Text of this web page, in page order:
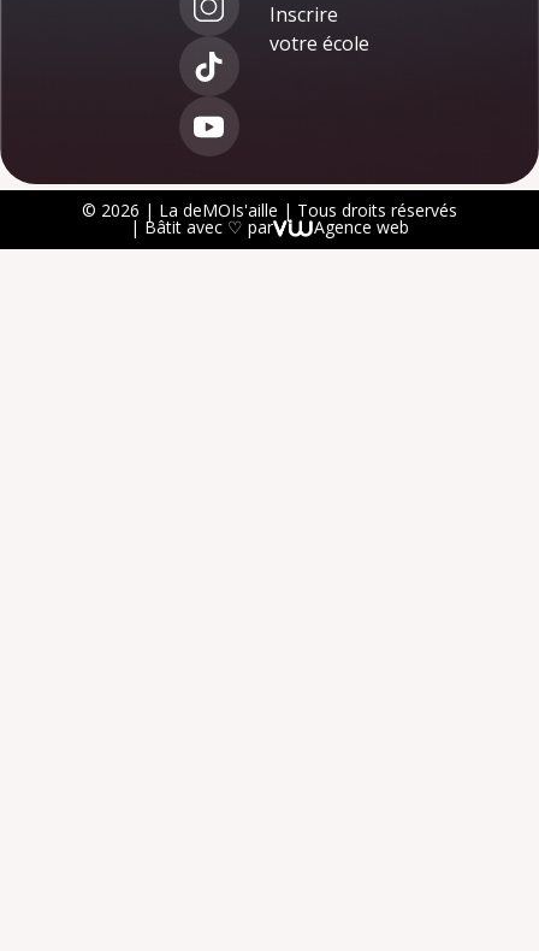
Inscrire
votre école
© 2026 | La deMOIs'aille | Tous droits réservés
| Bâtit avec ♡ par Agence web